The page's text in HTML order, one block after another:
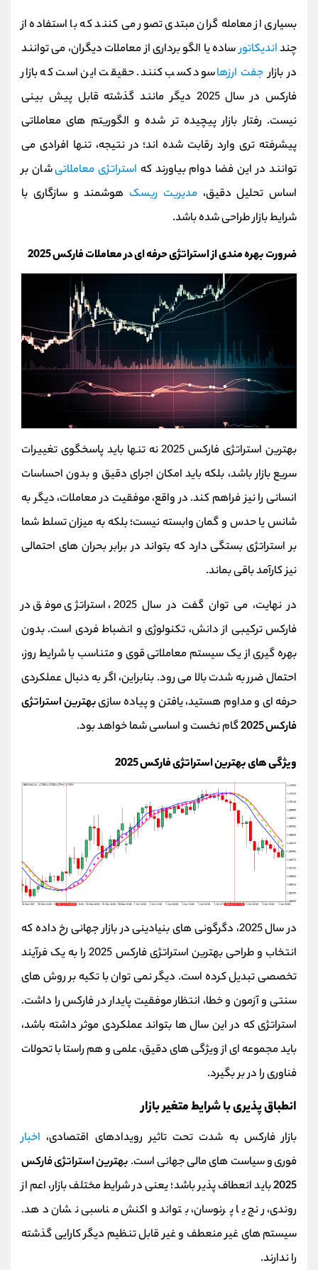
بسیاری از معامله‌ گران مبتدی تصور می‌ کنند که با استفاده از
چنداندیکاتورساده یا الگو برداری از معاملات دیگران، می‌ توانند
در بازارجفت ارزهاسود کسب کنند. حقیقت این است که بازار
فارکس در سال 2025 دیگر مانند گذشته قابل پیش‌ بینی
نیست. رفتار بازار پیچیده‌ تر شده و الگوریتم‌ های معاملاتی
پیشرفته‌ تری وارد رقابت شده‌ اند؛ در نتیجه، تنها افرادی می‌
توانند در این فضا دوام بیاورند که استراتژی معاملاتی‌شان بر
اساس تحلیل دقیق،مدیریت ریسک هوشمند و سازگاری با
شرایط بازار طراحی شده باشد.
ضرورت بهره مندی از استراتژی حرفه ای در معاملات فارکس 2025
بهترین استراتژی فارکس 2025 نه‌ تنها باید پاسخگوی تغییرات
سریع بازار باشد، بلکه باید امکان اجرای دقیق و بدون احساسات
انسانی را نیز فراهم کند. در واقع، موفقیت در معاملات، دیگر به
شانس یا حدس و گمان وابسته نیست؛ بلکه به میزان تسلط شما
بر استراتژی‌ بستگی دارد که بتواند در برابر بحران‌ های احتمالی
نیز کارآمد باقی بماند.
در نهایت، می‌ توان گفت در سال 2025، استراتژی موفق در
فارکس ترکیبی از دانش، تکنولوژی و انضباط فردی است. بدون
بهره‌ گیری از یک سیستم معاملاتی قوی و متناسب با شرایط روز،
احتمال ضرر به شدت بالا می‌ رود. بنابراین، اگر به دنبال عملکردی
حرفه‌ ای و مداوم هستید، یافتن و پیاده‌ سازیبهترین استراتژی
فارکس 2025
گام نخست و اساسی شما خواهد بود.
ویژگی‌ های بهترین استراتژی فارکس 2025
در سال 2025، دگرگونی‌ های بنیادینی در بازار جهانی رخ داده که
انتخاب و طراحی بهترین استراتژی فارکس 2025 را به یک فرآیند
تخصصی تبدیل کرده است. دیگر نمی‌ توان با تکیه بر روش‌ های
سنتی و آزمون‌ و خطا، انتظار موفقیت پایدار در فارکس را داشت.
استراتژی‌ که در این سال‌ ها بتواند عملکردی موثر داشته باشد،
باید مجموعه‌ ای از ویژگی‌ های دقیق، علمی و هم‌ راستا با تحولات
فناوری را در بر بگیرد.
انطباق‌ پذیری با شرایط متغیر بازار
بازار فارکس به‌ شدت تحت تاثیر رویدادهای اقتصادی، اخبار
فوری و سیاست‌ های مالی جهانی است. بهترین استراتژی فارکس
2025باید انعطاف‌ پذیر باشد؛ یعنی در شرایط مختلف بازار، اعم از
روندی، رنج یا پرنوسان، بتواند واکنش مناسبی نشان دهد.
سیستم‌ های غیر منعطف و غیر قابل تنظیم دیگر کارایی گذشته
را ندارند.